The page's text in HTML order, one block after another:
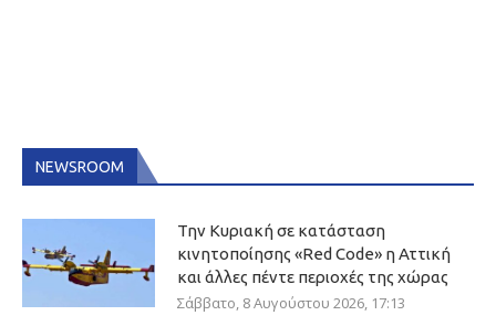
NEWSROOM
Την Κυριακή σε κατάσταση
κινητοποίησης «Red Code» η Αττική
και άλλες πέντε περιοχές της χώρας
Σάββατο, 8 Αυγούστου 2026, 17:13